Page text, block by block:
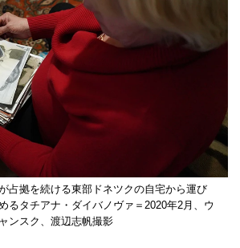
占拠を続ける東部ドネツクの自宅から運び
るタチアナ・ダイバノヴァ＝2020年2月、ウ
ンスク、渡辺志帆撮影